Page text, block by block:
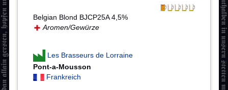
Belgian Blond BJCP25A 4,5%
Aromen/Gewürze
Les Brasseurs de Lorraine
Pont-a-Mousson
Frankreich